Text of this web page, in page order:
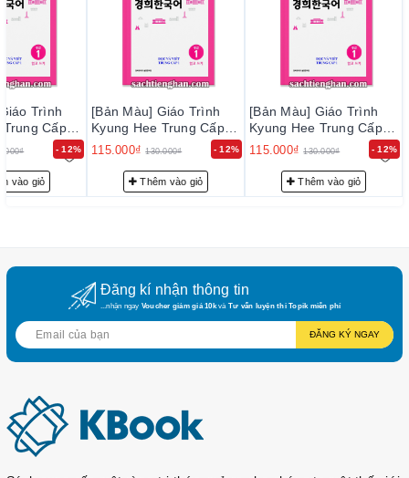
trung-cap-2-ngu-phap
https://sachtienghan.com/ban-mau-giao-trinh-
kyung-hee-
trung-cap-2-nghe-noi
https://sachtienghan.com/ban-mau-giao-trinh-kyung-hee-
trung-cap-2-doc-viet
Cao cấp 1
https://sachtienghan.com/ban-mau-combo-3-cuon-giao-trinh-
kyung-hee-cao-cap-1
https://sachtienghan.com/ban-mau-giao-trinh-kyung-hee-cao-
cap-1-doc-viet
Cao cấp 2
kyung-hee-cao-cap-2
https://sachtienghan.com/ban-mau-giao-trinh-kyung-hee-cao-
cap-2-ngu-phap
- 12%
Trình
Cấp 1
희 한국어
vào giỏ
- 12%
[Bản Màu] Giáo Trình
Kyung Hee Trung Cấp 1
- Đọc Viết - 경희 한국어
115.000₫ 130.000₫
Thêm vào giỏ
- 12%
[Bản Màu] Giáo Trình
Kyung Hee Trung Cấp 1
- Đọc Viết - 경희 한국어
115.000₫ 130.000₫
Thêm vào giỏ
Đăng kí nhận thông tin
...nhận ngay Voucher giảm giá 10kvà Tư vấn luyện thi Topik miễn phí
ĐĂNG KÝ NGAY